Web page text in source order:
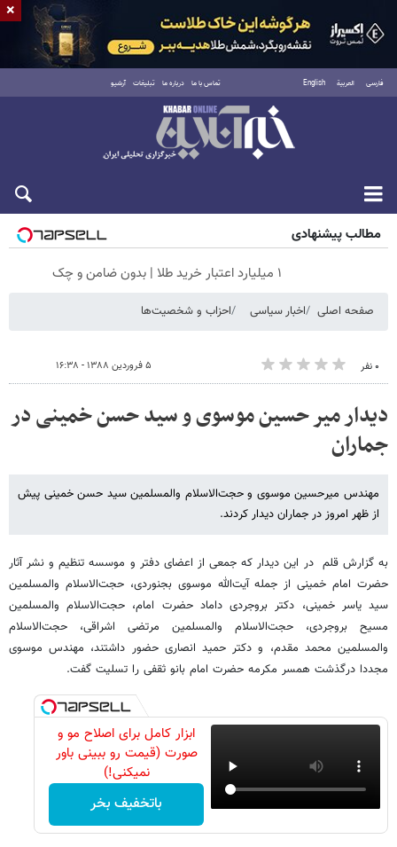
فارسی العربية English تماس با ما درباره ما تبلیغات آرشیو
جمعه ۱۶ مرداد ۱۴۰۵
مطالب پیشنهادی
۱ میلیارد اعتبار خرید طلا | بدون ضامن و چک
صفحه اصلی اخبار سیاسی احزاب و شخصیت‌ها
۰ نفر ۵ فروردین ۱۳۸۸ - ۱۶:۳۸
دیدار میر حسین موسوی و سید حسن خمینی در
جماران
مهندس میرحسین موسوی و حجت‌الاسلام والمسلمین سید حسن خمینی پیش
از ظهر امروز در جماران دیدار کردند.
به گزارش قلم در این دیدار که جمعی از اعضای دفتر و موسسه تنظیم و نشر آثار
حضرت امام خمینی از جمله آیت‌الله موسوی بجنوردی، حجت‌الاسلام والمسلمین
سید یاسر خمینی، دکتر بروجردی داماد حضرت امام، حجت‌الاسلام والمسلمین
مسیح بروجردی، حجت‌الاسلام والمسلمین مرتضی اشراقی، حجت‌الاسلام
والمسلمین محمد مقدم، و دکتر حمید انصاری حضور داشتند، مهندس موسوی
مجددا درگذشت همسر مکرمه حضرت امام بانو ثقفی را تسلیت گفت.
ابزار کامل برای اصلاح مو و
صورت (قیمت رو ببینی باور
نمیکنی!)
باتخفیف بخر
×